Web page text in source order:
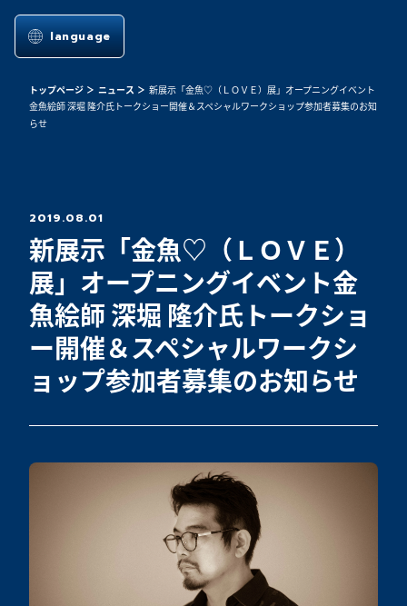
language
トップページ ニュース
新展示「金魚♡（ＬＯＶＥ）展」オープニングイベント
金魚絵師 深堀 隆介氏トークショー開催＆スペシャルワークショップ参加者募集のお知
らせ
2019.08.01
新展示「金魚♡（ＬＯＶＥ）
展」オープニングイベント金
魚絵師 深堀 隆介氏トークショ
ー開催＆スペシャルワークシ
ョップ参加者募集のお知らせ